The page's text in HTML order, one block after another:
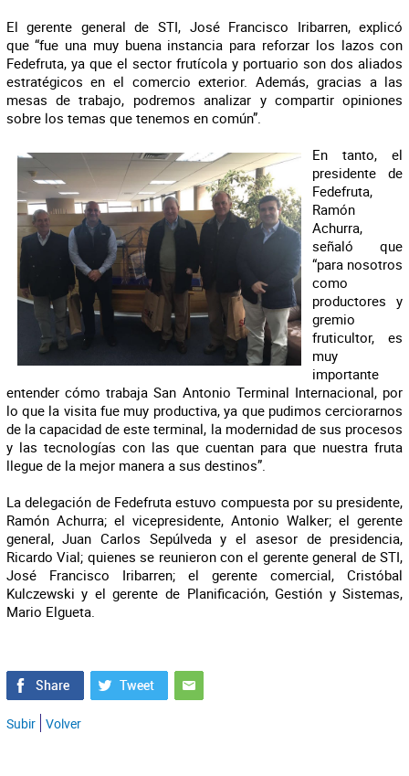
El gerente general de STI, José Francisco Iribarren, explicó
que “fue una muy buena instancia para reforzar los lazos con
Fedefruta, ya que el sector frutícola y portuario son dos aliados
estratégicos en el comercio exterior. Además, gracias a las
mesas de trabajo, podremos analizar y compartir opiniones
sobre los temas que tenemos en común”.
En tanto, el
presidente de
Fedefruta,
Ramón
Achurra,
señaló que
“para nosotros
como
productores y
gremio
fruticultor, es
muy
importante
entender cómo trabaja San Antonio Terminal Internacional, por
lo que la visita fue muy productiva, ya que pudimos cerciorarnos
de la capacidad de este terminal, la modernidad de sus procesos
y las tecnologías con las que cuentan para que nuestra fruta
llegue de la mejor manera a sus destinos”.
La delegación de Fedefruta estuvo compuesta por su presidente,
Ramón Achurra; el vicepresidente, Antonio Walker; el gerente
general, Juan Carlos Sepúlveda y el asesor de presidencia,
Ricardo Vial; quienes se reunieron con el gerente general de STI,
José Francisco Iribarren; el gerente comercial, Cristóbal
Kulczewski y el gerente de Planificación, Gestión y Sistemas,
Mario Elgueta.
Subir Volver